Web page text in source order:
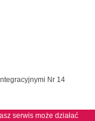
Nr 14
serwis może działać